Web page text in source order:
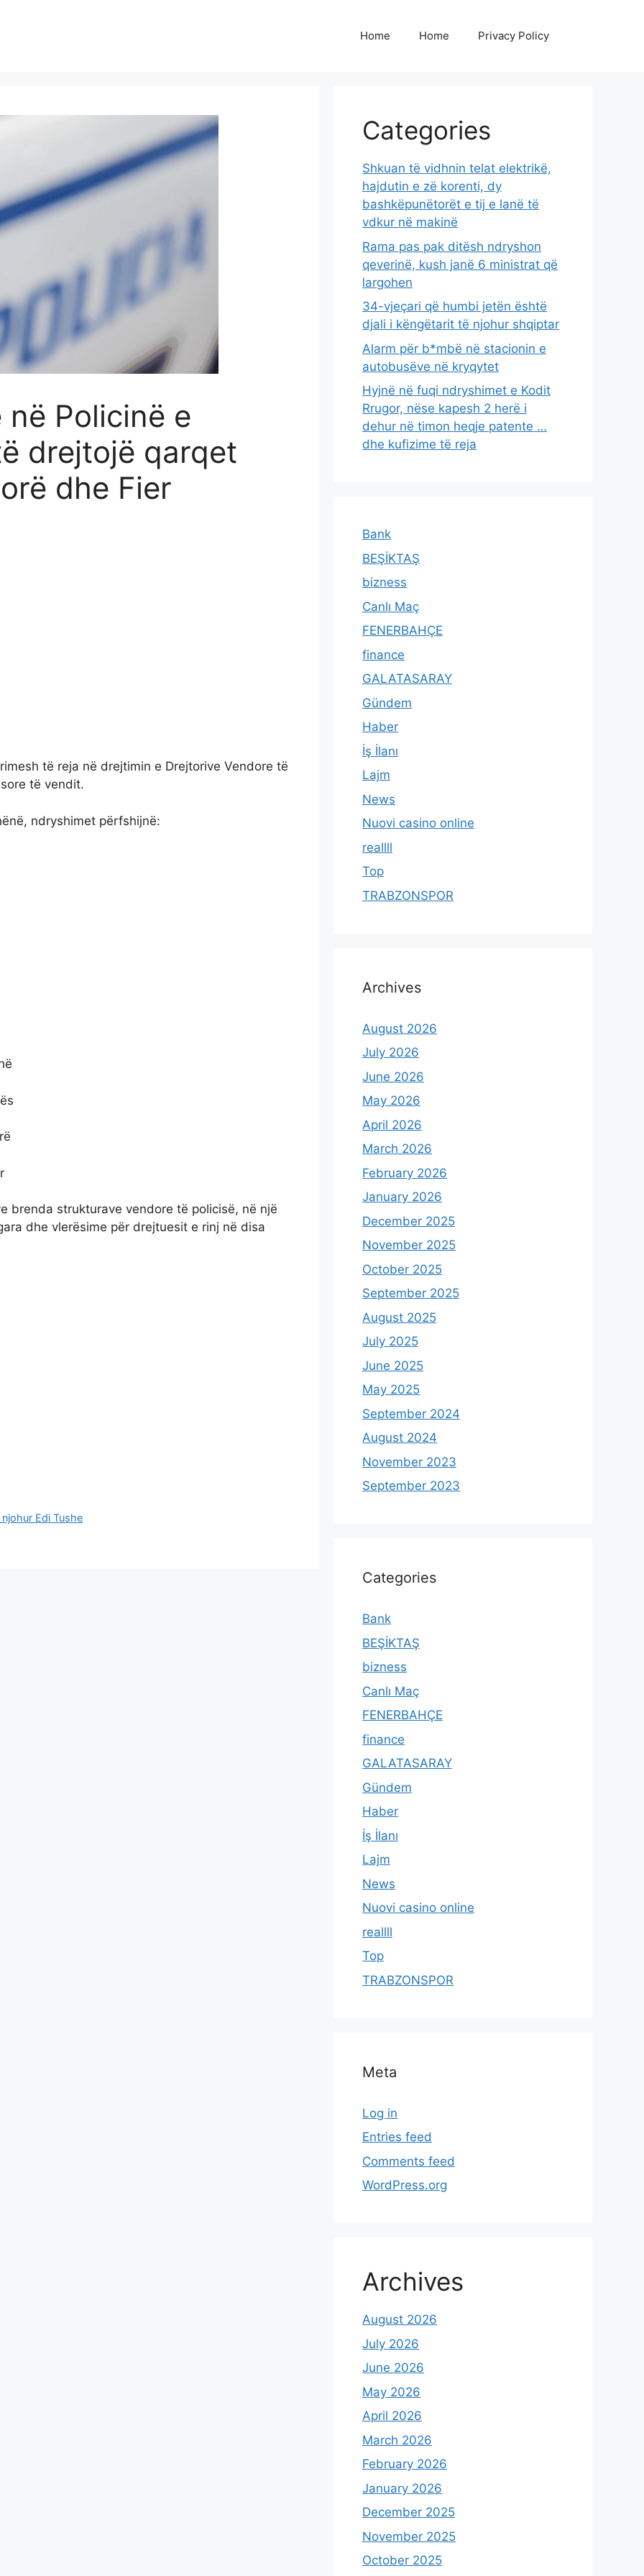
Home Home Privacy Policy
në Policinë e
drejtojë qarqet
dhe Fier
të reja në drejtimin e Drejtorive Vendore të
të vendit.
ndryshimet përfshijnë:
brenda strukturave vendore të policisë, në një
dhe vlerësime për drejtuesit e rinj në disa
Edi Tushe
Categories
Shkuan të vidhnin telat elektrikë,
hajdutin e zë korenti, dy
bashkëpunëtorët e tij e lanë të
vdkur në makinë
Rama pas pak ditësh ndryshon
qeverinë, kush janë 6 ministrat që
largohen
34-vjeçari që humbi jetën është
djali i këngëtarit të njohur shqiptar
Alarm për b*mbë në stacionin e
autobusëve në kryqytet
Hyjnë në fuqi ndryshimet e Kodit
Rrugor, nëse kapesh 2 herë i
dehur në timon heqje patente …
dhe kufizime të reja
Bank
BEŞİKTAŞ
bizness
Canlı Maç
FENERBAHÇE
finance
GALATASARAY
Gündem
Haber
İş İlanı
Lajm
News
Nuovi casino online
reallll
Top
TRABZONSPOR
Archives
August 2026
July 2026
June 2026
May 2026
April 2026
March 2026
February 2026
January 2026
December 2025
November 2025
October 2025
September 2025
August 2025
July 2025
June 2025
May 2025
September 2024
August 2024
November 2023
September 2023
Categories
Bank
BEŞİKTAŞ
bizness
Canlı Maç
FENERBAHÇE
finance
GALATASARAY
Gündem
Haber
İş İlanı
Lajm
News
Nuovi casino online
reallll
Top
TRABZONSPOR
Meta
Log in
Entries feed
Comments feed
WordPress.org
Archives
August 2026
July 2026
June 2026
May 2026
April 2026
March 2026
February 2026
January 2026
December 2025
November 2025
October 2025